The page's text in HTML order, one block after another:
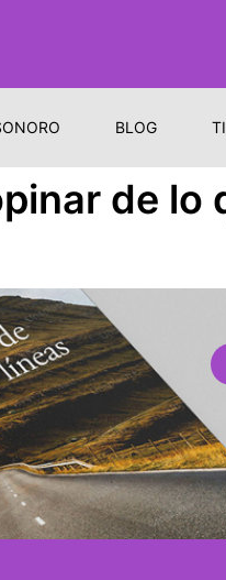
BLOG
de lo